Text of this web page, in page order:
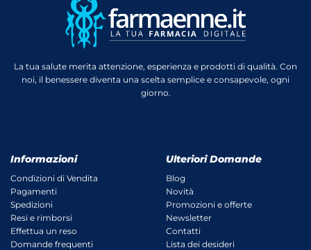
La tua salute merita attenzione, esperienza e prodotti di qualità. Con
noi, il benessere diventa una scelta semplice e consapevole, ogni
giorno.
Informazioni
Condizioni di Vendita
Pagamenti
Spedizioni
Resi e rimborsi
Effettua un reso
Domande frequenti
Ulteriori Domande
Blog
Novità
Promozioni e offerte
Newsletter
Contatti
Lista dei desideri